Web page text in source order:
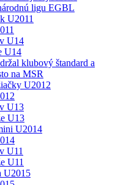
ligu EGBL
U2011
U14
U14
klubový štandard a
na MSR
U2012
U13
U13
U2014
U11
U11
U2015